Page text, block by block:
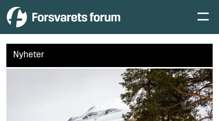
Nyheter